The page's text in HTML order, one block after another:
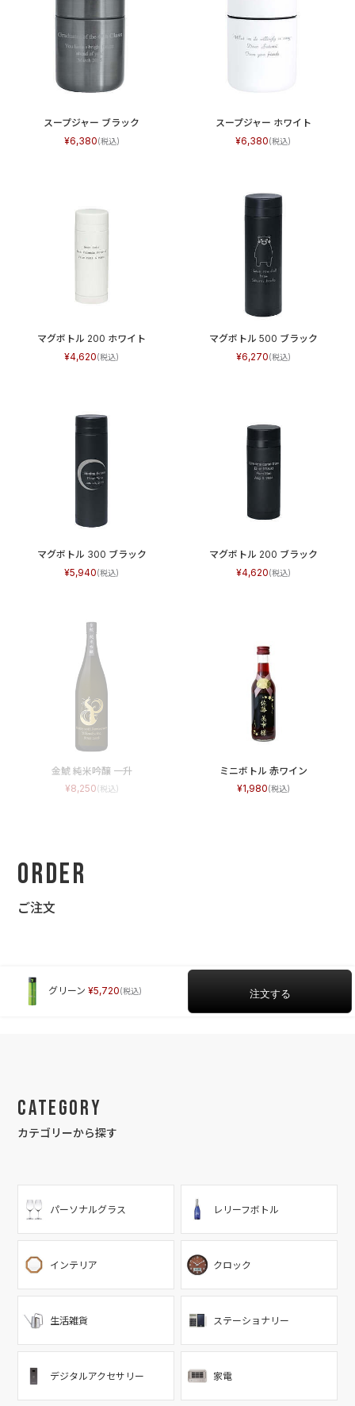
スープジャー ブラック
6,380
スープジャー ホワイト
6,380
マグボトル 200 ホワイト
4,620
マグボトル 500 ブラック
6,270
マグボトル 300 ブラック
5,940
マグボトル 200 ブラック
4,620
金鯱 純米吟醸 一升
8,250
ミニボトル 赤ワイン
1,980
Order
ご注文
グリーン 5,720
Category
カテゴリーから探す
パーソナルグラス レリーフボトル
インテリア クロック
生活雑貨 ステーショナリー
デジタルアクセサリー 家電